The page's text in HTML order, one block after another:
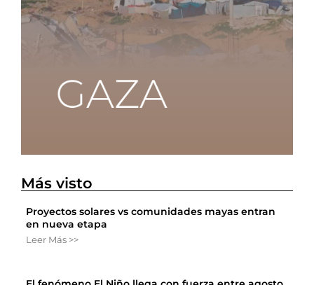
Más visto
Proyectos solares vs comunidades mayas entran
en nueva etapa
Leer Más >>